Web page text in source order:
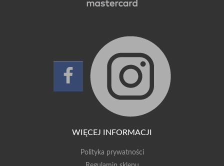
WIĘCEJ INFORMACJI
Polityka prywatności